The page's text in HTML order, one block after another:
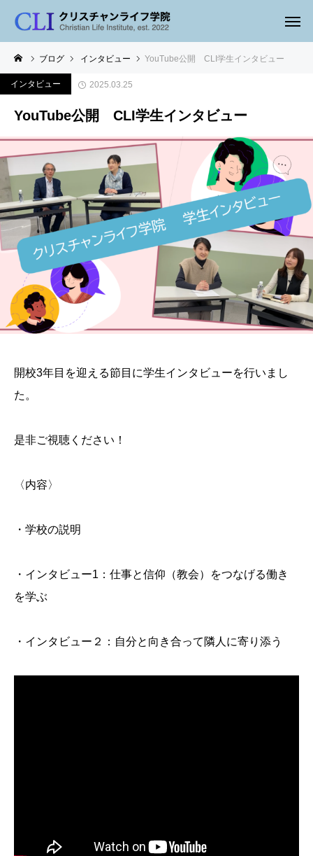
ブログ インタビュー YouTube公開 CLI学生インタビュー
インタビュー 2025.03.25
YouTube公開 CLI学生インタビュー
開校3年目を迎える節目に学生インタビューを行いまし
た。
是非ご視聴ください！
〈内容〉
・学校の説明
・インタビュー1：仕事と信仰（教会）をつなげる働き
を学ぶ
・インタビュー２：自分と向き合って隣人に寄り添う